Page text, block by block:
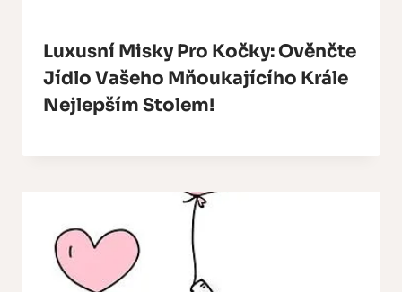
Luxusní Misky Pro Kočky: Ověnčte
Jídlo Vašeho Mňoukajícího Krále
Nejlepším Stolem!